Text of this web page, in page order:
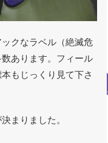
クなラベル（絶滅危
あります。フィール
もじっくり見て下さ
まりました。